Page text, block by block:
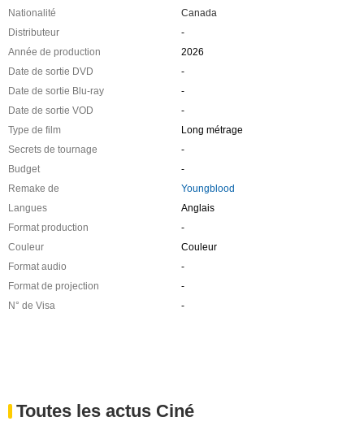
Nationalité
Canada
Distributeur
-
Année de production
2026
Date de sortie DVD
-
Date de sortie Blu-ray
-
Date de sortie VOD
-
Type de film
Long métrage
Secrets de tournage
-
Budget
-
Remake de
Youngblood
Langues
Anglais
Format production
-
Couleur
Couleur
Format audio
-
Format de projection
-
N° de Visa
-
Toutes les actus Ciné